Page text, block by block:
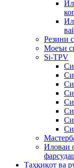
Резини
Моеъи
Si-TPV
Иловаи
Таҳқиқот ва